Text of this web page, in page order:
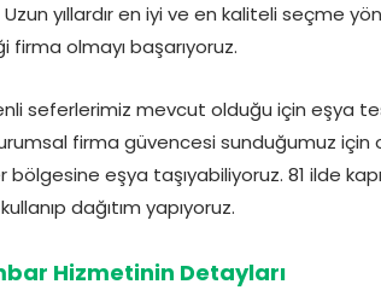
yıllardır en iyi ve en kaliteli seçme
olmayı başarıyoruz.
seferlerimiz mevcut olduğu için eşya
firma güvencesi sunduğumuz için
bölgesine eşya taşıyabiliyoruz. 81 ilde
dağıtım yapıyoruz.
Hizmetinin Detayları